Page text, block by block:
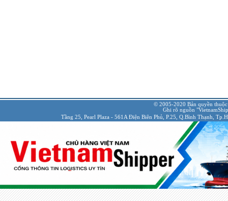
© 2005-2020 Bản quyền
Ghi rõ nguồn
Tầng 25, Pearl Plaza - 561A Điện Biên Phủ, P.25, Q.Bình Thạnh,